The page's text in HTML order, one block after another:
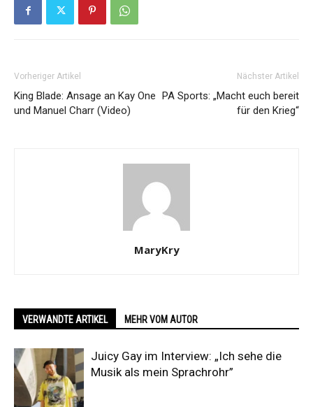
Vorheriger Artikel
King Blade: Ansage an Kay One
und Manuel Charr (Video)
Nächster Artikel
PA Sports: „Macht euch bereit
für den Krieg“
MaryKry
VERWANDTE ARTIKEL MEHR VOM AUTOR
Juicy Gay im Interview: „Ich sehe die
Musik als mein Sprachrohr”